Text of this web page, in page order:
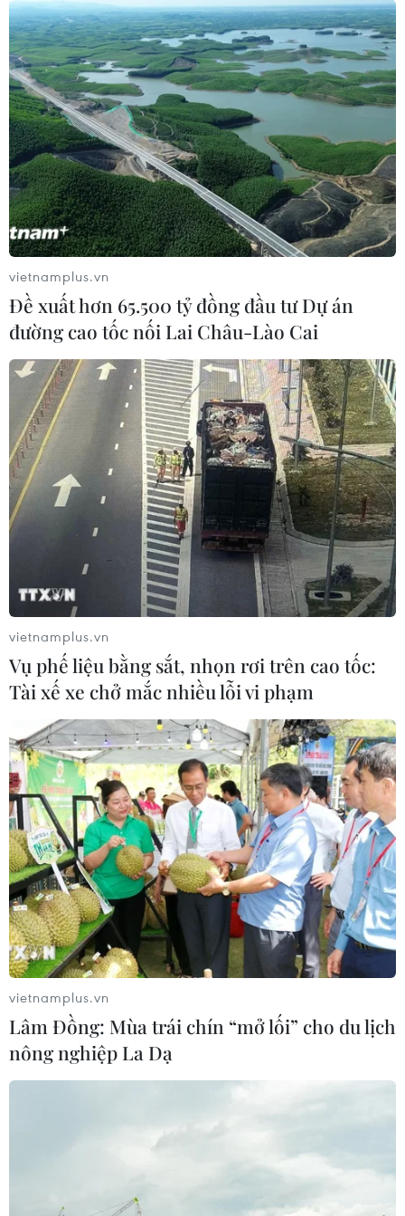
vietnamplus.vn
Đề xuất hơn 65.500 tỷ đồng đầu tư Dự án
đường cao tốc nối Lai Châu-Lào Cai
vietnamplus.vn
Vụ phế liệu bằng sắt, nhọn rơi trên cao tốc:
Tài xế xe chở mắc nhiều lỗi vi phạm
vietnamplus.vn
Lâm Đồng: Mùa trái chín “mở lối” cho du lịch
nông nghiệp La Dạ